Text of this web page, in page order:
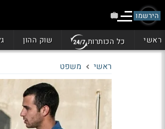
הירשמו
ראשי כל הכותרות שוק ההון
ראשי משפט